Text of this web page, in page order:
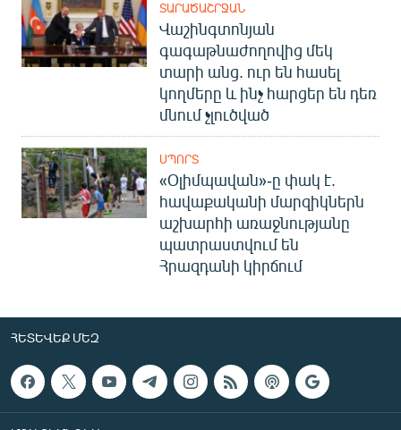
ՏԱՐԱԾԱՇՐՋԱՆ
Վաշինգտոնյան
գագաթնաժողովից մեկ
տարի անց. ուր են հասել
կողմերը և ինչ հարցեր են դեռ
մնում չլուծված
ՍՊՈՐՏ
«Օլիմպավան»-ը փակ է.
հավաքականի մարզիկներն
աշխարհի առաջնությանը
պատրաստվում են
Հրազդանի կիրճում
ՀԵՏԵՎԵՔ ՄԵԶ